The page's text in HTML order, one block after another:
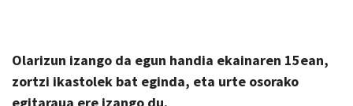
Olarizun izango da egun handia ekainaren 15ean,
zortzi ikastolek bat eginda, eta urte osorako
egitaraua ere izango du.